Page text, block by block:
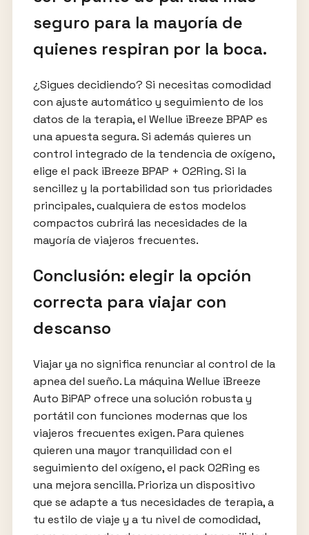
seguro para la mayoría de
quienes respiran por la boca.
¿Sigues decidiendo? Si necesitas comodidad
con ajuste automático y seguimiento de los
datos de la terapia, el Wellue iBreeze BPAP es
una apuesta segura. Si además quieres un
control integrado de la tendencia de oxígeno,
elige el pack iBreeze BPAP + O2Ring. Si la
sencillez y la portabilidad son tus prioridades
principales, cualquiera de estos modelos
compactos cubrirá las necesidades de la
mayoría de viajeros frecuentes.
Conclusión: elegir la opción
correcta para viajar con
descanso
Viajar ya no significa renunciar al control de la
apnea del sueño. La máquina Wellue iBreeze
Auto BiPAP ofrece una solución robusta y
portátil con funciones modernas que los
viajeros frecuentes exigen. Para quienes
quieren una mayor tranquilidad con el
seguimiento del oxígeno, el pack O2Ring es
una mejora sencilla. Prioriza un dispositivo
que se adapte a tus necesidades de terapia, a
tu estilo de viaje y a tu nivel de comodidad,